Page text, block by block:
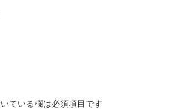
ている欄は必須項目です